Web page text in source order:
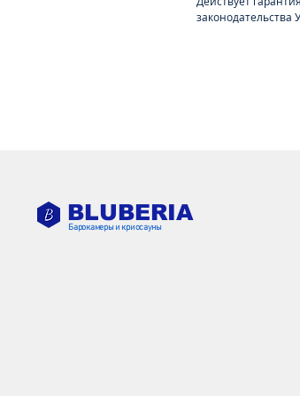
законодательства
BLUBERIA
Барокамеры и криосауны